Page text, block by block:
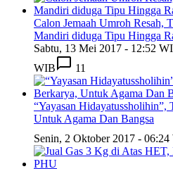
Calon Jemaah Umroh Resah,
Mandiri diduga Tipu Hingga
Sabtu, 13 Mei 2017 - 12:52
WIB
11
“Yayasan Hidayatussholihin”,
Untuk Agama Dan Bangsa
Senin, 2 Oktober 2017 -